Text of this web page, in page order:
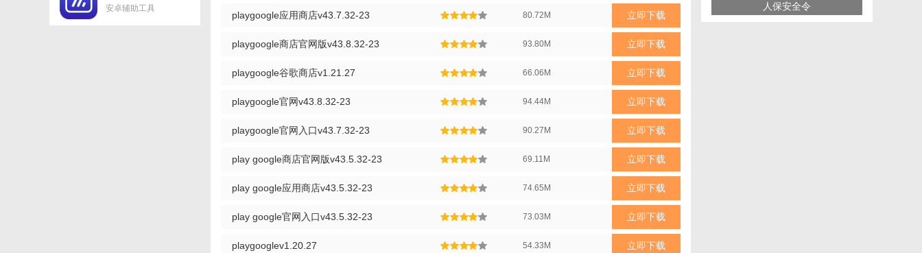
安卓辅助工具
【playgoogle商店亮点】
1. 官方认证：所有应用和游戏均经过严格审核，确保安全可靠。
playgoogle应用商店v43.7.32-23 80.72M 立即下载
playgoogle商店官网版v43.8.32-23 93.80M 立即下载
playgoogle谷歌商店v1.21.27 66.06M 立即下载
playgoogle官网v43.8.32-23 94.44M 立即下载
playgoogle官网入口v43.7.32-23 90.27M 立即下载
play google商店官网版v43.5.32-23 69.11M 立即下载
play google应用商店v43.5.32-23 74.65M 立即下载
play google官网入口v43.5.32-23 73.03M 立即下载
playgooglev1.20.27 54.33M 立即下载
人保安全令